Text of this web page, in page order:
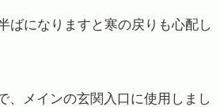
ばになりますと寒の戻りも心配し
、メインの玄関入口に使用しまし